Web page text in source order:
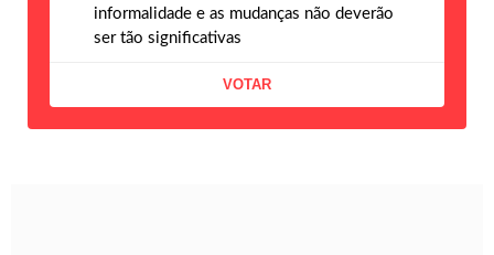
informalidade e as mudanças não deverão
ser tão significativas